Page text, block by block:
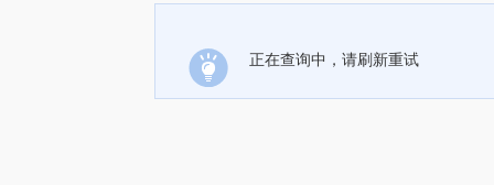
正在查询中，请刷新重试